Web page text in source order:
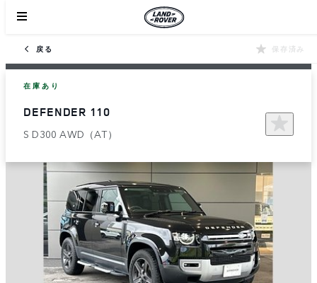
戻る 保存済み
在庫あり
DEFENDER 110
S D300 AWD（AT）